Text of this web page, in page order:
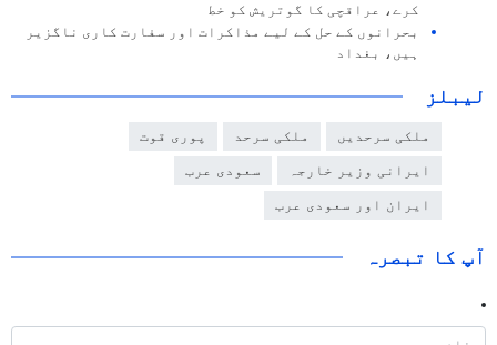
کرے، عراقچی کا گوتریش کو خط
بحرانوں کے حل کے لیے مذاکرات اور سفارت کاری ناگزیر
ہیں، بغداد
لیبلز
ملکی سرحدیں ملکی سرحد پوری قوت
ایرانی وزیر خارجہ سعودی عرب
ایران اور سعودی عرب
آپ کا تبصرہ